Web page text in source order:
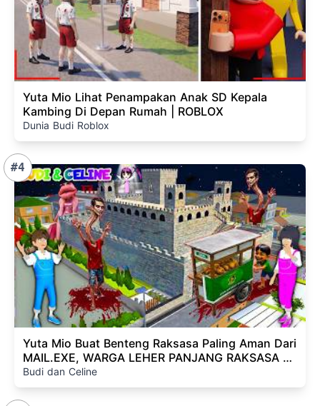
Yuta Mio Lihat Penampakan Anak SD Kepala
Kambing Di Depan Rumah | ROBLOX
Dunia Budi Roblox
#4
Yuta Mio Buat Benteng Raksasa Paling Aman Dari
MAIL.EXE, WARGA LEHER PANJANG RAKSASA Di
Kota Sakura😱
Budi dan Celine